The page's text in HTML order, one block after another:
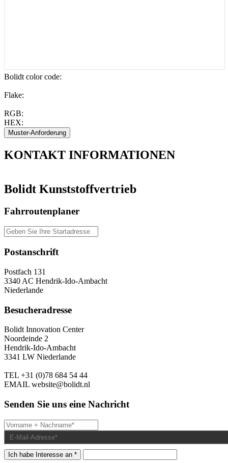
Bolidt color code:
Flake:
RGB:
HEX:
KONTAKT INFORMATIONEN
Bolidt Kunststoffvertrieb
Fahrroutenplaner
Postanschrift
Postfach 131
3340 AC Hendrik-Ido-Ambacht
Niederlande
Besucheradresse
Bolidt Innovation Center
Noordeinde 2
Hendrik-Ido-Ambacht
3341 LW Niederlande
TEL +31 (0)78 684 54 44
EMAIL website@bolidt.nl
Senden Sie uns eine Nachricht
Ich habe Interesse an *